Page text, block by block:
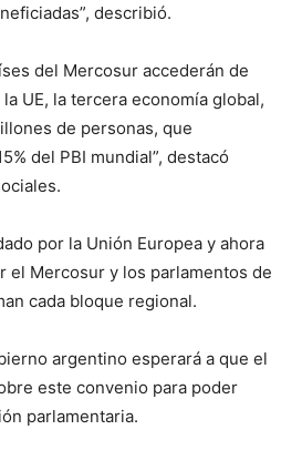
describió.
del Mercosur accederán de
UE, la tercera economía global,
de personas, que
del PBI mundial”, destacó
por la Unión Europea y ahora
el Mercosur y los parlamentos de
cada bloque regional.
argentino esperará a que el
este convenio para poder
parlamentaria.